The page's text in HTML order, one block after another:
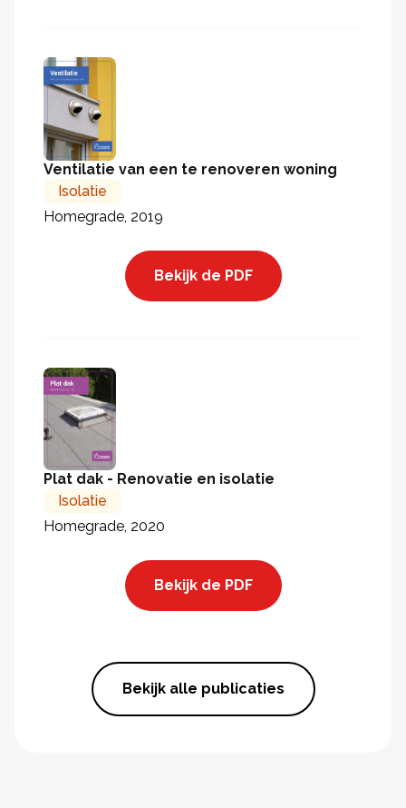
Ventilatie van een te renoveren woning
Isolatie
Homegrade, 2019
Bekijk de PDF
Plat dak - Renovatie en isolatie
Isolatie
Homegrade, 2020
Bekijk de PDF
Bekijk alle publicaties